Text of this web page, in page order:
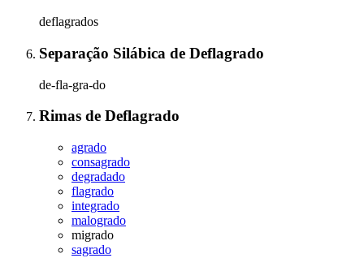
deflagrados
Separação Silábica de Deflagrado
de-fla-gra-do
Rimas de Deflagrado
agrado
consagrado
degradado
flagrado
integrado
malogrado
migrado
sagrado